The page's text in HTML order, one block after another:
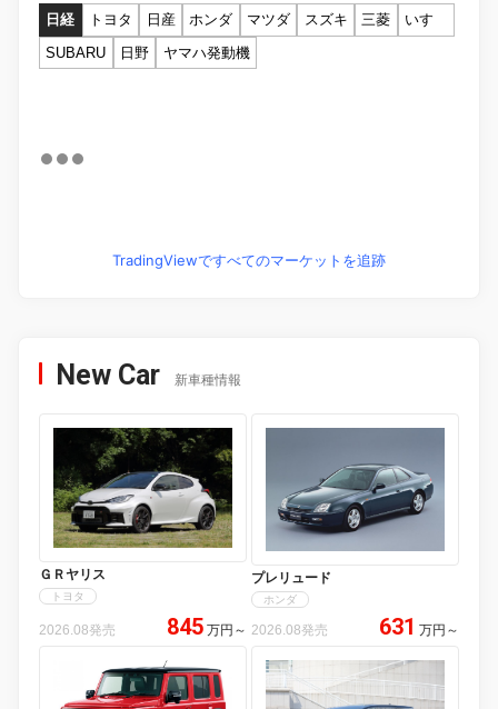
日経 トヨタ 日産 ホンダ マツダ スズキ 三菱
いすゞ
SUBARU
日野 ヤマハ発動機
TradingViewですべてのマーケットを追跡
New Car 新車種情報
ＧＲヤリス
トヨタ
2026.08発売 845 万円 ～
プレリュード
ホンダ
2026.08発売 631 万円 ～